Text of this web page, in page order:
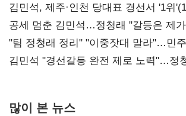
0.86%p(2보)
김민석, 제주·인천 당대표 경선서 '1위
공세 멈춘 김민석…정청래 "갈등은 제
"팀 정청래 정리" "이중잣대 말라"…민
다툼 격화
김민석 "경선갈등 완전 제로 노력"…정
많이 본 뉴스